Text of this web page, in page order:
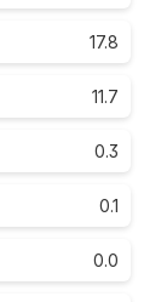
17.8
11.7
0.3
0.1
0.0